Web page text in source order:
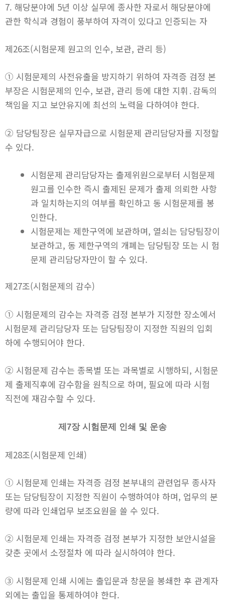
7. 해당분야에 5년 이상 실무에 종사한 자로서 해당분야에
관한 학식과 경험이 풍부하여 자격이 있다고 인증되는 자
제26조(시험문제 원고의 인수, 보관, 관리 등)
① 시험문제의 사전유출을 방지하기 위하여 자격증 검정 본
부장은 시험문제의 인수, 보관, 관리 등에 대한 지휘․감독의
책임을 지고 보안유지에 최선의 노력을 다하여야 한다.
② 담당팀장은 실무자급으로 시험문제 관리담당자를 지정할
수 있다.
시험문제 관리담당자는 출제위원으로부터 시험문제
원고를 인수한 즉시 출제된 문제가 출제 의뢰한 사항
과 일치하는지의 여부를 확인하고 동 시험문제를 봉
인한다.
시험문제는 제한구역에 보관하며, 열쇠는 담당팀장이
보관하고, 동 제한구역의 개폐는 담당팀장 또는 시 험
문제 관리담당자만이 할 수 있다.
제27조(시험문제의 감수)
① 시험문제의 감수는 자격증 검정 본부가 지정한 장소에서
시험문제 관리담당자 또는 담당팀장이 지정한 직원의 입회
하에 수행되어야 한다.
② 시험문제 감수는 종목별 또는 과목별로 시행하되, 시험문
제 출제직후에 감수함을 원칙으로 하며, 필요에 따라 시험
직전에 재감수할 수 있다.
제7장 시험문제 인쇄 및 운송
제28조(시험문제 인쇄)
① 시험문제 인쇄는 자격증 검정 본부내의 관련업무 종사자
또는 담당팀장이 지정한 직원이 수행하여야 하며, 업무의 분
량에 따라 인쇄업무 보조요원을 쓸 수 있다.
② 시험문제 인쇄는 자격증 검정 본부가 지정한 보안시설을
갖춘 곳에서 소정절차 에 따라 실시하여야 한다.
③ 시험문제 인쇄 시에는 출입문과 창문을 봉쇄한 후 관계자
외에는 출입을 통제하여야 한다.